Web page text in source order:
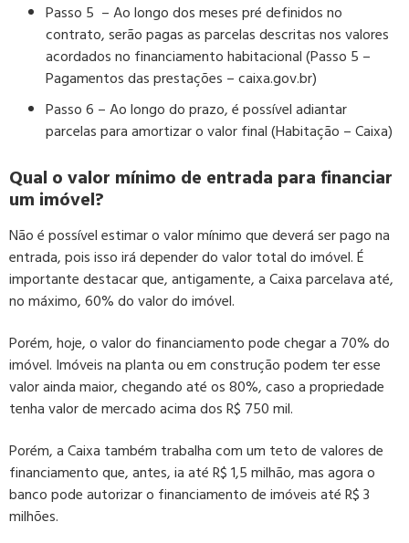
Passo 5 – Ao longo dos meses pré definidos no
contrato, serão pagas as parcelas descritas nos valores
acordados no financiamento habitacional (Passo 5 –
Pagamentos das prestações – caixa.gov.br)
Passo 6 – Ao longo do prazo, é possível adiantar
parcelas para amortizar o valor final (Habitação – Caixa)
Qual o valor mínimo de entrada para financiar
um imóvel?
Não é possível estimar o valor mínimo que deverá ser pago na
entrada, pois isso irá depender do valor total do imóvel. É
importante destacar que, antigamente, a Caixa parcelava até,
no máximo, 60% do valor do imóvel.
Porém, hoje, o valor do financiamento pode chegar a 70% do
imóvel. Imóveis na planta ou em construção podem ter esse
valor ainda maior, chegando até os 80%, caso a propriedade
tenha valor de mercado acima dos R$ 750 mil.
Porém, a Caixa também trabalha com um teto de valores de
financiamento que, antes, ia até R$ 1,5 milhão, mas agora o
banco pode autorizar o financiamento de imóveis até R$ 3
milhões.